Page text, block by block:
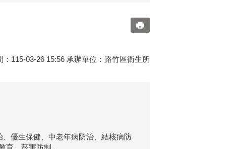
：115-03-26 15:56 承辦單位：路竹區衛生所
優生保健、中老年病防治、結核病防
育、菸害防制。